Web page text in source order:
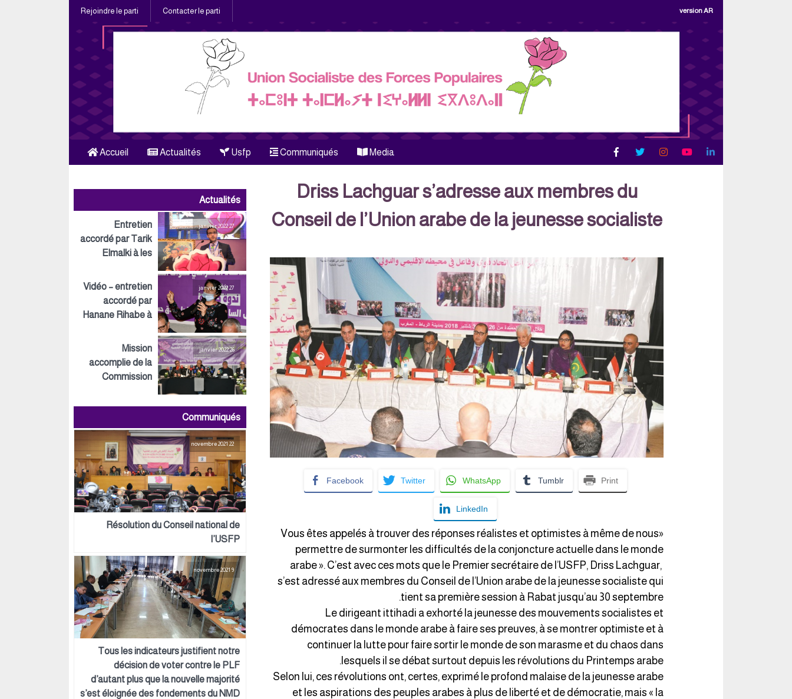
Rejoindre le parti Contacter le parti version AR
Accueil Actualités Usfp Communiqués Media
Driss Lachguar s’adresse aux membres du
Conseil de l’Union arabe de la jeunesse socialiste
Facebook Twitter WhatsApp Tumblr Print
LinkedIn
«Vous êtes appelés à trouver des réponses réalistes et optimistes à même de nous
permettre de surmonter les difficultés de la conjoncture actuelle dans le monde
arabe ». C’est avec ces mots que le Premier secrétaire de l’USFP, Driss Lachguar,
s’est adressé aux membres du Conseil de l’Union arabe de la jeunesse socialiste qui
tient sa première session à Rabat jusqu’au 30 septembre.
Le dirigeant ittihadi a exhorté la jeunesse des mouvements socialistes et
démocrates dans le monde arabe à faire ses preuves, à se montrer optimiste et à
continuer la lutte pour faire sortir le monde de son marasme et du chaos dans
lesquels il se débat surtout depuis les révolutions du Printemps arabe.
Selon lui, ces révolutions ont, certes, exprimé le profond malaise de la jeunesse arabe
et les aspirations des peuples arabes à plus de liberté et de démocratie, mais « la
Actualités
27 janvier 2022
Entretien
accordé par Tarik
Elmalki à les
27 janvier 2022
Vidéo – entretien
accordé par
Hanane Rihabe à
26 janvier 2022
Mission
accomplie de la
Commission
au niveau
organisationnel
que logistique
Communiqués
22 novembre 2021
Résolution du Conseil national de
l’USFP
9 novembre 2021
Tous les indicateurs justifient notre
décision de voter contre le PLF
d’autant plus que la nouvelle majorité
s’est éloignée des fondements du NMD